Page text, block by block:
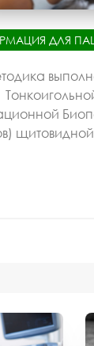
ДЛЯ